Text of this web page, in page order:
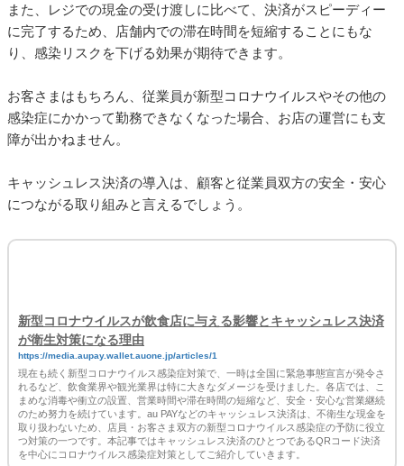
り、感染リスクを下げる効果が期待できます。
お客さまはもちろん、従業員が新型コロナウイルスやその他の
障が出かねません。
キャッシュレス決済の導入は、顧客と従業員双方の安全・安心
まめな消毒や衝立の設置、営業時間や滞在時間の短縮など、安全・安心な営業継続
のため努力を続けています。au PAYなどのキャッシュレス決済は、不衛生な現金を
取り扱わないため、店員・お客さま双方の新型コロナウイルス感染症の予防に役立
つ対策の一つです。本記事ではキャッシュレス決済のひとつであるQRコード決済
売上管理の効率化